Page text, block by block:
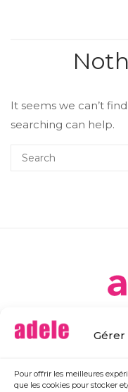
Pour offrir les meilleures
que les cookies pour stocker
It seems we can’t
searching can help.
/Accueil/Plan de site/